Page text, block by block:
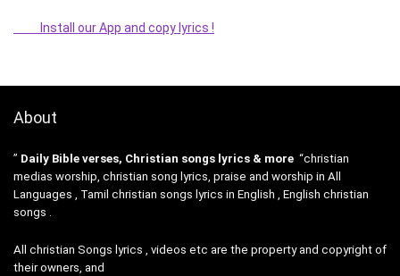
Install our App and copy lyrics !
About
” Daily Bible verses, Christian songs lyrics & more “christian
medias worship, christian song lyrics, praise and worship in All
Languages , Tamil christian songs lyrics in English , English christian
songs .
All christian Songs lyrics , videos etc are the property and copyright of
their owners, and